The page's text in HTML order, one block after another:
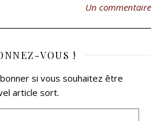
Un commentaire
VOUS !
si vous souhaitez être
article sort.